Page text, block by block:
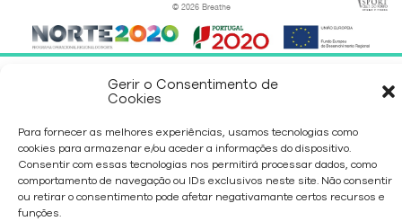
Gerir o Consentimento de
Cookies
Para fornecer as melhores experiências, usamos tecnologias como
cookies para armazenar e/ou aceder a informações do dispositivo.
Consentir com essas tecnologias nos permitirá processar dados, como
comportamento de navegação ou IDs exclusivos neste site. Não consentir
ou retirar o consentimento pode afetar negativamante certos recursos e
funções.
© 2026 Breathe